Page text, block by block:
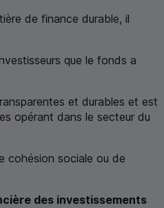
de finance durable, il
que le fonds a
et durables et est
opérant dans le secteur du
cohésion sociale ou de
des investissements